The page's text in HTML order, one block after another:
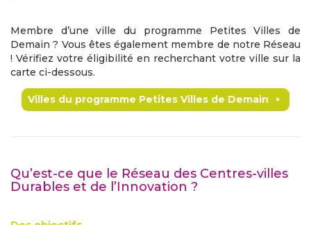
Membre d’une ville du programme Petites Villes de
Demain ? Vous êtes également membre de notre Réseau
! Vérifiez votre éligibilité en recherchant votre ville sur la
carte ci-dessous.
Villes du programme Petites Villes de Demain
Qu’est-ce que le Réseau des Centres-villes
Durables et de l’Innovation ?